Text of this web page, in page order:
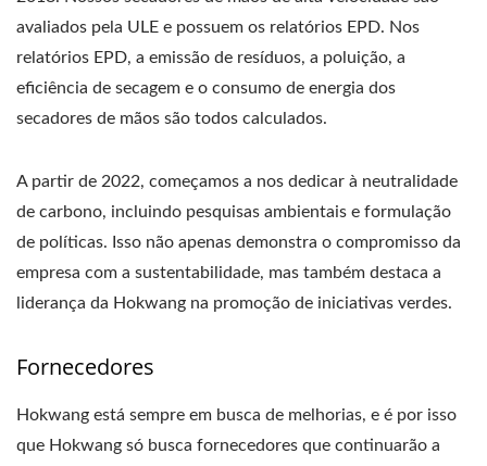
avaliados pela ULE e possuem os relatórios EPD. Nos
relatórios EPD, a emissão de resíduos, a poluição, a
eficiência de secagem e o consumo de energia dos
secadores de mãos são todos calculados.
A partir de 2022, começamos a nos dedicar à neutralidade
de carbono, incluindo pesquisas ambientais e formulação
de políticas. Isso não apenas demonstra o compromisso da
empresa com a sustentabilidade, mas também destaca a
liderança da Hokwang na promoção de iniciativas verdes.
Fornecedores
Hokwang está sempre em busca de melhorias, e é por isso
que Hokwang só busca fornecedores que continuarão a